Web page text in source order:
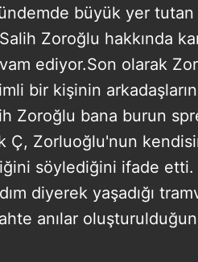
büyük yer tutan
Zoroğlu hakkında
ediyor.Son olarak
bir kişinin
Zoroğlu bana burun
Ç, Zorluoğlu'nun
söylediğini ifade etti.
diyerek yaşadığı
anılar